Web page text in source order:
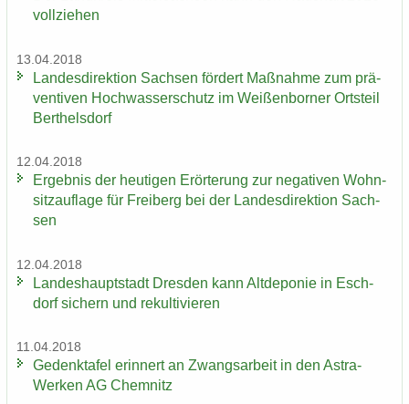
voll­zie­hen
13.04.2018
Lan­des­di­rek­ti­on Sach­sen för­dert Maß­nah­me zum prä­
ven­ti­ven Hoch­was­ser­schutz im Wei­ßen­bor­ner Orts­teil
Bert­hels­dorf
12.04.2018
Er­geb­nis der heu­ti­gen Er­ör­te­rung zur ne­ga­ti­ven Wohn­
sitz­auf­la­ge für Frei­berg bei der Lan­des­di­rek­ti­on Sach­
sen
12.04.2018
Lan­des­haupt­stadt Dres­den kann Alt­de­po­nie in Esch­
dorf si­chern und re­kul­ti­vie­ren
11.04.2018
Ge­denk­ta­fel er­in­nert an Zwangs­ar­beit in den Astra-​
Werken AG Chem­nitz